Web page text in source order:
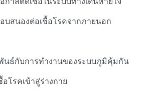
สนองต่อเชื้อโรคจากภายนอก
พันธ์กับการทำงานของระบบภูมิคุ้มกัน
โรคเข้าสู่ร่างกาย